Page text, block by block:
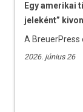
Egy amerikai
jeleként”
A BreuerPress
2026. június 26